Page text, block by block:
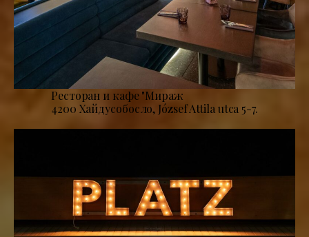
Ресторан и кафе "Мираж
4200 Хайдусобосло, József Attila utca 5-7.